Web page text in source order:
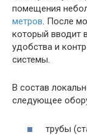
помещения
метров. После
который вводит
удобства и
системы.
В состав
следующее
трубы